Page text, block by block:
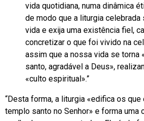
vida quotidiana, numa dinâmica
de modo que a liturgia celebrada
vida e exija uma existência fiel,
concretizar o que foi vivido na
assim que a nossa vida se torna
santo, agradável a Deus»,
«culto espiritual».”
“Desta forma, a liturgia «edifica os
templo santo no Senhor» e forma uma